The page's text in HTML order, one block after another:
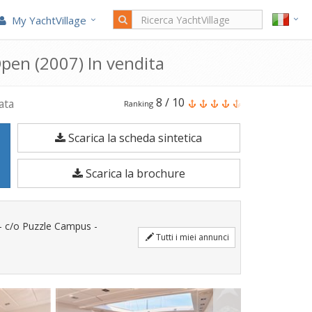
My YachtVillage
(2007) In vendita
Il
Overmarine
Mangusta
72
Open
è
Barca
motore
di
Ranking 8 / 10
Scarica la scheda sintetica
Scarica la brochure
c/o Puzzle Campus -
Tutti i miei annunci